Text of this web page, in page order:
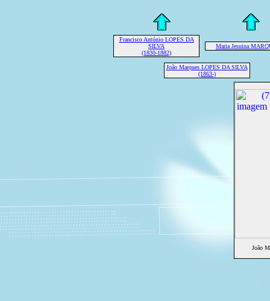
Francisco António LOPES DA
SILVA
(1830-1882)
Maria Jesuina
João Marques LOPES DA SILVA
(1863-)
João